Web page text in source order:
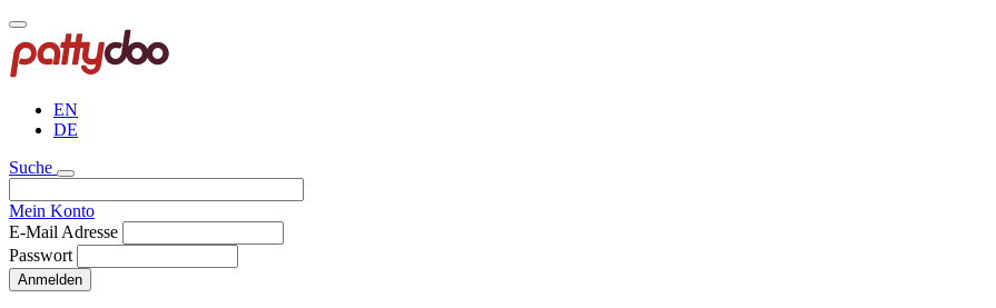
Direkt
zum
Inhalt
EN
DE
Suche
Mein Konto
E-Mail Adresse
Passwort
Anmelden